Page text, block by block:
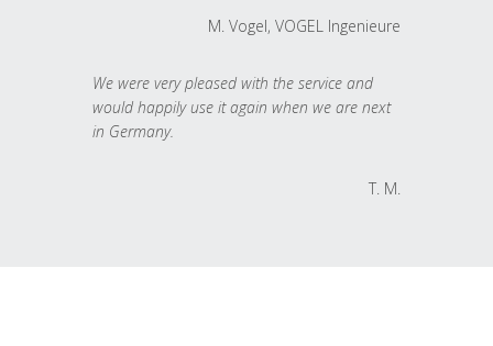
M. Vogel, VOGEL Ingenieure
We were very pleased with the service and
would happily use it again when we are next
in Germany.
T. M.